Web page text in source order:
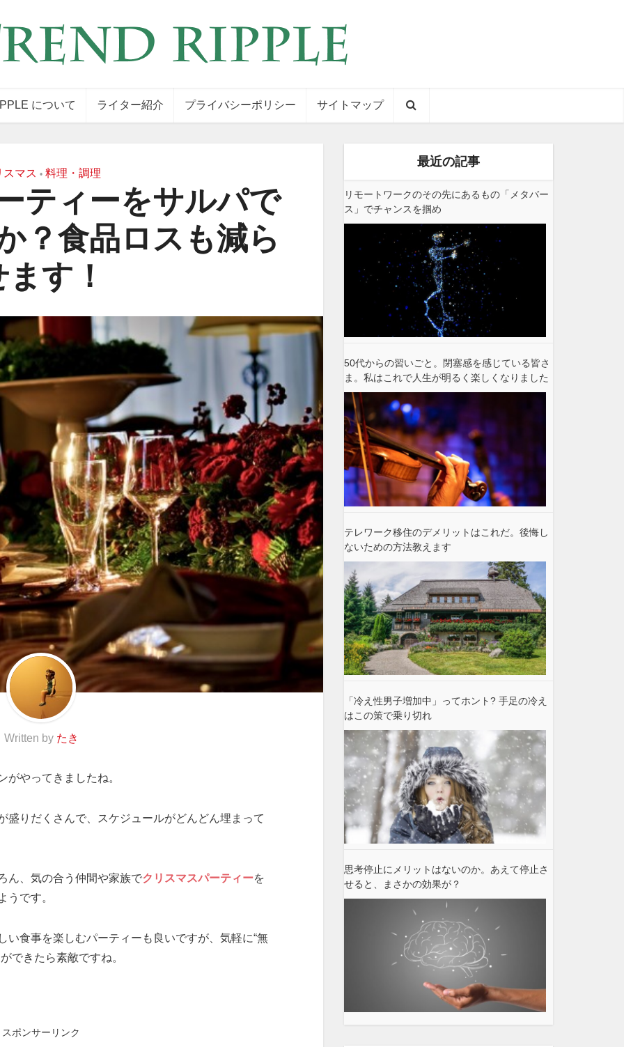
について ライター紹介 プライバシーポリシー サイトマップ
スマス • 料理・調理
ティーをサルパで
？食品ロスも減ら
す！
Written by たき
がやってきましたね。
盛りだくさんで、スケジュールがどんどん埋まって
ん、気の合う仲間や家族でクリスマスパーティーを
うです。
い食事を楽しむパーティーも良いですが、気軽に“無
できたら素敵ですね。
スポンサーリンク
最近の記事
リモートワークのその先にあるもの「メタバー
ス」でチャンスを掴め
50代からの習いごと。閉塞感を感じている皆さ
ま。私はこれで人生が明るく楽しくなりました
テレワーク移住のデメリットはこれだ。後悔し
ないための方法教えます
「冷え性男子増加中」ってホント? 手足の冷え
はこの策で乗り切れ
思考停止にメリットはないのか。あえて停止さ
せると、まさかの効果が？